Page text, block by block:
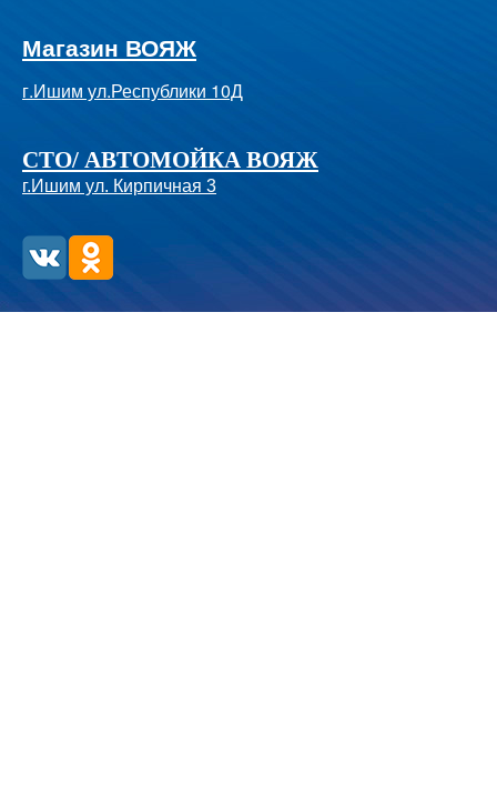
Магазин ВОЯЖ
г.Ишим ул.Республики 10Д
СТО/ АВТОМОЙКА ВОЯЖ
г.Ишим ул. Кирпичная 3